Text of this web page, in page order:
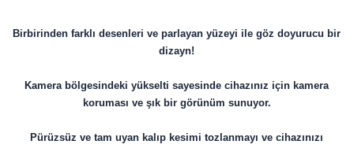
Birbirinden farklı desenleri ve parlayan yüzeyi ile göz doyurucu bir
dizayn!
Kamera bölgesindeki yükselti sayesinde cihazınız için kamera
koruması ve şık bir görünüm sunuyor.
Pürüzsüz ve tam uyan kalıp kesimi tozlanmayı ve cihazınızı